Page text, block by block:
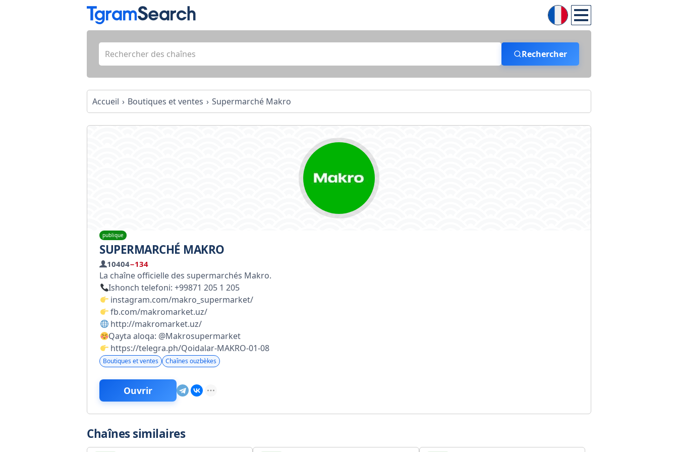
Rechercher
Accueil Boutiques et ventes Supermarché Makro
publique
SUPERMARCHÉ MAKRO
10404−134
La chaîne officielle des supermarchés Makro.
Ishonch telefoni: +99871 205 1 205
instagram.com/makro_supermarket/
fb.com/makromarket.uz/
http://makromarket.uz/
Qayta aloqa: @Makrosupermarket
https://telegra.ph/Qoidalar-MAKRO-01-08
Boutiques et ventes Chaînes ouzbèkes
Ouvrir
Chaînes similaires